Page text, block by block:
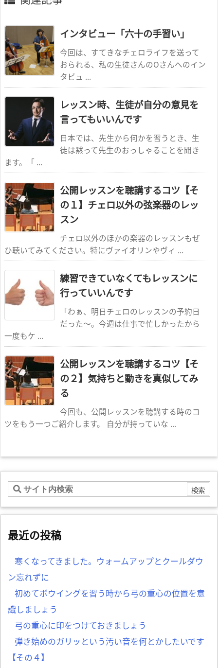
インタビュー「六十の手習い」
今回は、すてきなチェロライフを送って
おられる、私の生徒さんのOさんへのイン
タビュ ...
レッスン時、生徒が自分の意見を
言ってもいいんです
日本では、先生から何かを習うとき、生
徒は黙って先生のおっしゃることを聞き
ます。「 ...
公開レッスンを聴講するコツ【そ
の１】チェロ以外の弦楽器のレッ
スン
チェロ以外のほかの楽器のレッスンもぜ
ひ聴いてみてください。特にヴァイオリンやヴィ ...
練習できていなくてもレッスンに
行っていいんです
「わぁ、明日チェロのレッスンの予約日
だった～。今週は仕事で忙しかったから
一度もケ ...
公開レッスンを聴講するコツ【そ
の２】気持ちと動きを真似してみ
る
今回も、公開レッスンを聴講する時のコ
ツをもう一つご紹介します。 自分が持っていな ...
最近の投稿
寒くなってきました。ウォームアップとクールダウ
ン忘れずに
初めてボウイングを習う時から弓の重心の位置を意
識しましょう
弓の重心に印をつけておきましょう
弾き始めのガリッという汚い音を何とかしたいです
【その４】